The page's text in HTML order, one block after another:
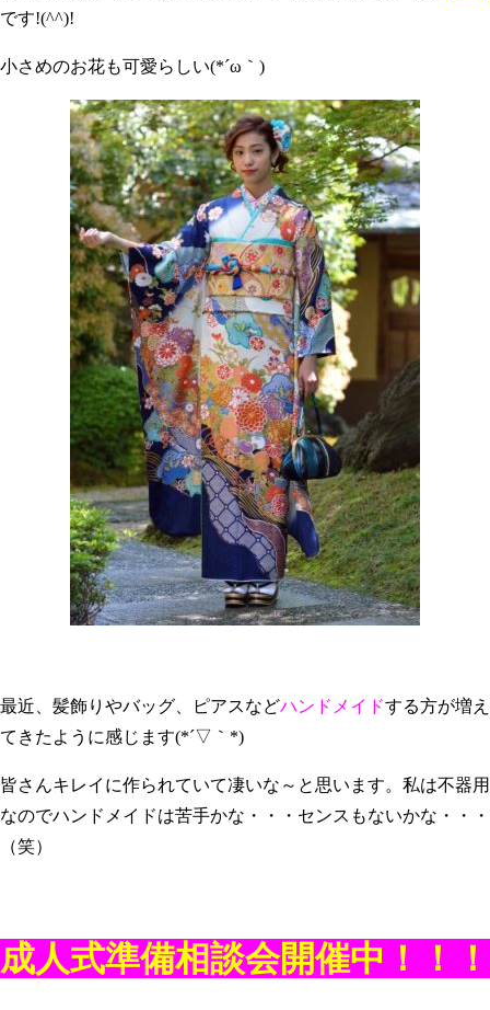
です!(^^)!
小さめのお花も可愛らしい(*´ω｀)
最近、髪飾りやバッグ、ピアスなどハンドメイドする方が増え
てきたように感じます(*´▽｀*)
皆さんキレイに作られていて凄いな～と思います。私は不器用
なのでハンドメイドは苦手かな・・・センスもないかな・・・
（笑）
成人式準備相談会開催中！！！